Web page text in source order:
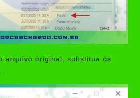
arquivo original, substitua os